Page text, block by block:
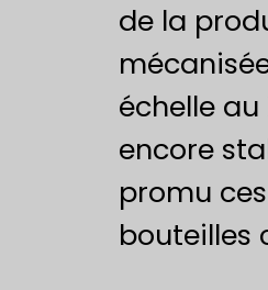
de la
échelle au
encore
promu
bouteilles